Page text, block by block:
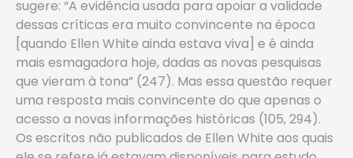
sugere: “A evidência usada para apoiar a validade
dessas críticas era muito convincente na época
[quando Ellen White ainda estava viva] e é ainda
mais esmagadora hoje, dadas as novas pesquisas
que vieram à tona” (247). Mas essa questão requer
uma resposta mais convincente do que apenas o
acesso a novas informações históricas (105, 294).
Os escritos não publicados de Ellen White aos quais